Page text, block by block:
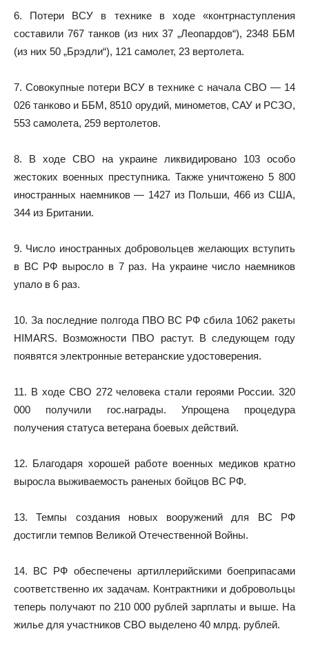
6. Потери ВСУ в технике в ходе «контрнаступления
составили 767 танков (из них 37 „Леопардов“), 2348 ББМ
(из них 50 „Брэдли“), 121 самолет, 23 вертолета.
7. Совокупные потери ВСУ в технике с начала СВО — 14
026 танково и ББМ, 8510 орудий, минометов, САУ и РСЗО,
553 самолета, 259 вертолетов.
8. В ходе СВО на украине ликвидировано 103 особо
жестоких военных преступника. Также уничтожено 5 800
иностранных наемников — 1427 из Польши, 466 из США,
344 из Британии.
9. Число иностранных добровольцев желающих вступить
в ВС РФ выросло в 7 раз. На украине число наемников
упало в 6 раз.
10. За последние полгода ПВО ВС РФ сбила 1062 ракеты
HIMARS. Возможности ПВО растут. В следующем году
появятся электронные ветеранские удостоверения.
11. В ходе СВО 272 человека стали героями России. 320
000 получили гос.награды. Упрощена процедура
получения статуса ветерана боевых действий.
12. Благодаря хорошей работе военных медиков кратно
выросла выживаемость раненых бойцов ВС РФ.
13. Темпы создания новых вооружений для ВС РФ
достигли темпов Великой Отечественной Войны.
14. ВС РФ обеспечены артиллерийскими боеприпасами
соответственно их задачам. Контрактники и добровольцы
теперь получают по 210 000 рублей зарплаты и выше. На
жилье для участников СВО выделено 40 млрд. рублей.